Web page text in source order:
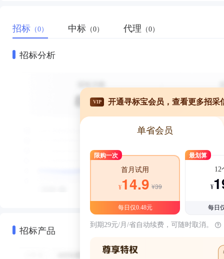
招标 （0） 中标 （0） 代理 （0）
招标分析
招标产品
VIP 开通寻标宝会员，查看更多招采
单省会员
限购一次
首月试用
¥14.9 ¥39
每日仅0.48元
最划算
12
¥
每日
到期29元/月/省自动续费，可随时取消。